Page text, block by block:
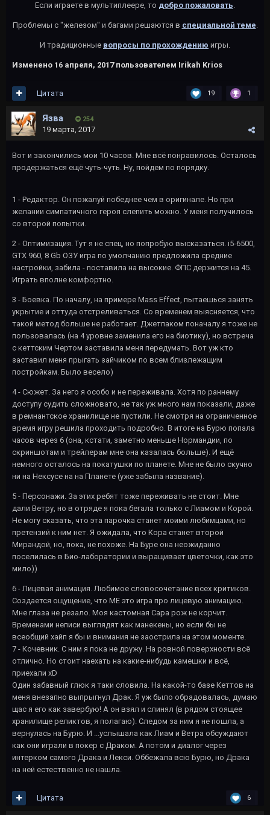
Если играете в мультиплеере, то добро пожаловать.
Проблемы с "железом" и багами решаются в специальной теме.
И традиционные вопросы по прохождению игры.
Изменено 16 апреля, 2017пользователем Irikah Krios
19 1
Цитата
Язва 254
19 марта, 2017
Вот и закончились мои 10 часов. Мне всё понравилось. Осталось
продержаться ещё чуть-чуть. Ну, пойдем по порядку.
1 - Редактор. Он пожалуй победнее чем в оригинале. Но при
желании симпатичного героя слепить можно. У меня получилось
со второй попытки.
2 - Оптимизация. Тут я не спец, но попробую высказаться. i5-6500,
GTX 960, 8 Gb ОЗУ игра по умолчанию предложила средние
настройки, забила - поставила на высокие. ФПС держится на 45.
Играть вполне комфортно.
3 - Боевка. По началу, на примере Mass Effect, пытаешься занять
укрытие и оттуда отстреливаться. Со временем выясняется, что
такой метод больше не работает. Джетпаком поначалу я тоже не
пользовалась (на 4 уровне заменила его на биотику), но встреча
с кеттским Чертом заставила меня передумать. Вот уж кто
заставил меня прыгать зайчиком по всем близлежащим
постройкам. Было весело)
4 - Сюжет. За него я особо и не переживала. Хотя по раннему
доступу судить сложновато, не так уж много нам показали, даже
в ремнантское хранилище не пустили. Не смотря на ограниченное
время игру решила проходить подробно. В итоге на Бурю попала
часов через 6 (она, кстати, заметно меньше Нормандии, по
скриншотам и трейлерам мне она казалась больше). И ещё
немного осталось на покатушки по планете. Мне не было скучно
ни на Нексусе на на Планете (уже забыла название).
5 - Персонажи. За этих ребят тоже переживать не стоит. Мне
дали Ветру, но в отряде я пока бегала только с Лиамом и Корой.
Не могу сказать, что эта парочка станет моими любимцами, но
претензий к ним нет. Я ожидала, что Кора станет второй
Мирандой, но, пока, не похоже. На Буре она неожиданно
поселилась в Био-лаборатории и выращивает цветочки, как это
мило))
6 - Лицевая анимация. Любимое словосочетание всех критиков.
Создается ощущение, что МЕ это игра про лицевую анимацию.
Мне глаза не резало. Моя кастомная Сара рож не корчит.
Временами неписи выглядят как манекены, но если бы не
всеобщий хайп я бы и внимания не заострила на этом моменте.
7 - Кочевник. С ним я пока не дружу. На ровной поверхности всё
отлично. Но стоит наехать на какие-нибудь камешки и всё,
приехали xD
Один забавный глюк я таки словила. На какой-то базе Кеттов на
меня внезапно выпрыгнул Драк. Я уж было обрадовалась, думаю
щас я его как завербую! А он взял и слинял (в рядом стоящее
хранилище реликтов, я полагаю). Следом за ним я не пошла, а
вернулась на Бурю. И ...услышала как Лиам и Ветра обсуждают
как они играли в покер с Драком. А потом и диалог через
интерком самого Драка и Лекси. Оббежала всю Бурю, но Драка
на ней естественно не нашла.
6
Цитата